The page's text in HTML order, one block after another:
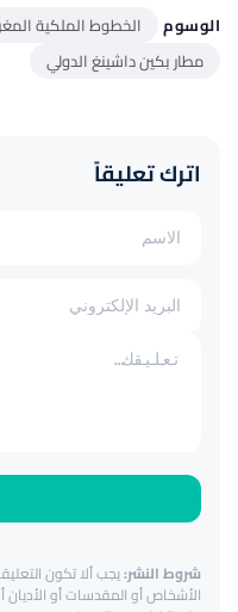
الوسوم الخطوط الملكية
مطار بكين داشينغ الدولي
اترك تعليقاً
شروط النشر:يجب ألا تكون
الأشخاص أو المقدسات أو الأديان